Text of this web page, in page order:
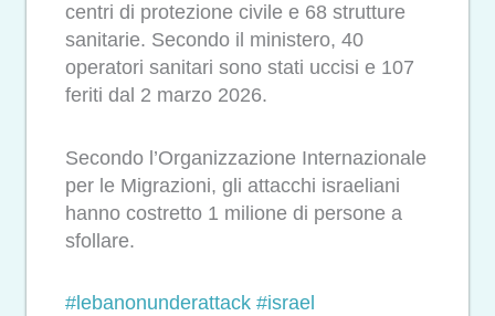
centri di protezione civile e 68 strutture
sanitarie. Secondo il ministero, 40
operatori sanitari sono stati uccisi e 107
feriti dal 2 marzo 2026.
Secondo l’Organizzazione Internazionale
per le Migrazioni, gli attacchi israeliani
hanno costretto 1 milione di persone a
sfollare.
#lebanonunderattack #israel